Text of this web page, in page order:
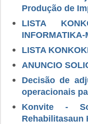
Produção de
LISTA
INFORMATIKA-
LISTA
ANUNCIO
Decisão de
operacionais
Konvite -
Rehabilitasaun